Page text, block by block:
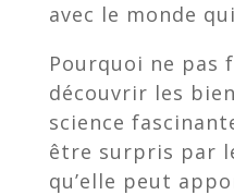
avec le monde
Pourquoi ne pas
découvrir les
science
être surpris par
qu’elle peut